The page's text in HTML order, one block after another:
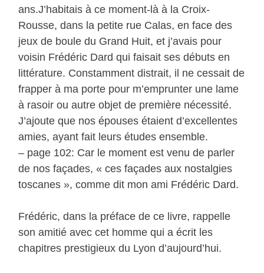
ans.J’habitais à ce moment-là à la Croix-
Rousse, dans la petite rue Calas, en face des
jeux de boule du Grand Huit, et j’avais pour
voisin Frédéric Dard qui faisait ses débuts en
littérature. Constamment distrait, il ne cessait de
frapper à ma porte pour m’emprunter une lame
à rasoir ou autre objet de première nécessité.
J’ajoute que nos épouses étaient d’excellentes
amies, ayant fait leurs études ensemble.
– page 102: Car le moment est venu de parler
de nos façades, « ces façades aux nostalgies
toscanes », comme dit mon ami Frédéric Dard.
Frédéric, dans la préface de ce livre, rappelle
son amitié avec cet homme qui a écrit les
chapitres prestigieux du Lyon d’aujourd’hui.